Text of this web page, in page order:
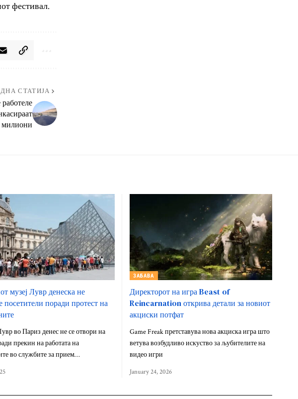
фестивал.
СТАТИЈА
милиони
музеј Лувр денеска не
поради протест на
во Париз денес не се отвори на
прекин на работата на
во службите за прием…
ЗАБАВА
Директорот на игра Beast of
Reincarnation открива детали за новиот
акциски потфат
Game Freak претставува нова акциска игра што
ветува возбудливо искуство за љубителите на
видео игри
January 24, 2026